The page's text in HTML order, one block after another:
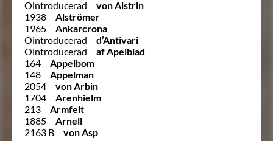
Ointroducerad
von Alstrin
1938
Alströmer
1965
Ankarcrona
Ointroducerad
d’Antivari
Ointroducerad
af Apelblad
164
Appelbom
148
Appelman
2054
von Arbin
1704
Arenhielm
213
Armfelt
1885
Arnell
2163 B
von Asp